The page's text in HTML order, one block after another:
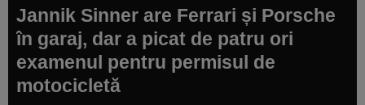
Jannik Sinner are Ferrari și Porsche
în garaj, dar a picat de patru ori
examenul pentru permisul de
motocicletă